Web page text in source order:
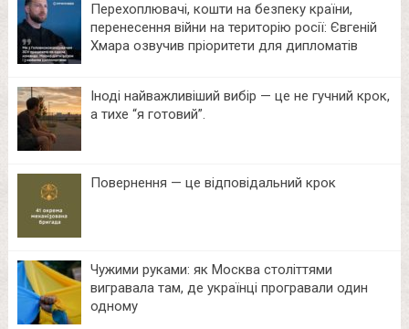
Перехоплювачі, кошти на безпеку країни,
перенесення війни на територію росії: Євгеній
Хмара озвучив пріоритети для дипломатів
Іноді найважливіший вибір — це не гучний крок,
а тихе “я готовий”.
Повернення — це відповідальний крок
Чужими руками: як Москва століттями
вигравала там, де українці програвали один
одному